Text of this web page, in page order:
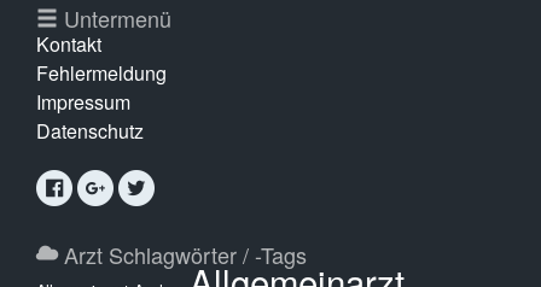
Untermenü
Kontakt
Fehlermeldung
Impressum
Datenschutz
Arzt Schlagwörter / -Tags